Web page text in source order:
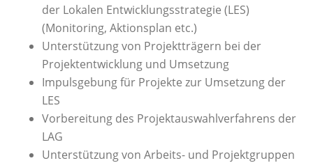
der Lokalen Entwicklungsstrategie (LES)
(Monitoring, Aktionsplan etc.)
Unterstützung von Projektträgern bei der
Projektentwicklung und Umsetzung
Impulsgebung für Projekte zur Umsetzung der
LES
Vorbereitung des Projektauswahlverfahrens der
LAG
Unterstützung von Arbeits- und Projektgruppen